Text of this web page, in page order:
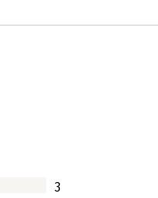
jezelf omkomen. Het
zich voordoet worden
subassertief gedrag
geschreven woord?
3